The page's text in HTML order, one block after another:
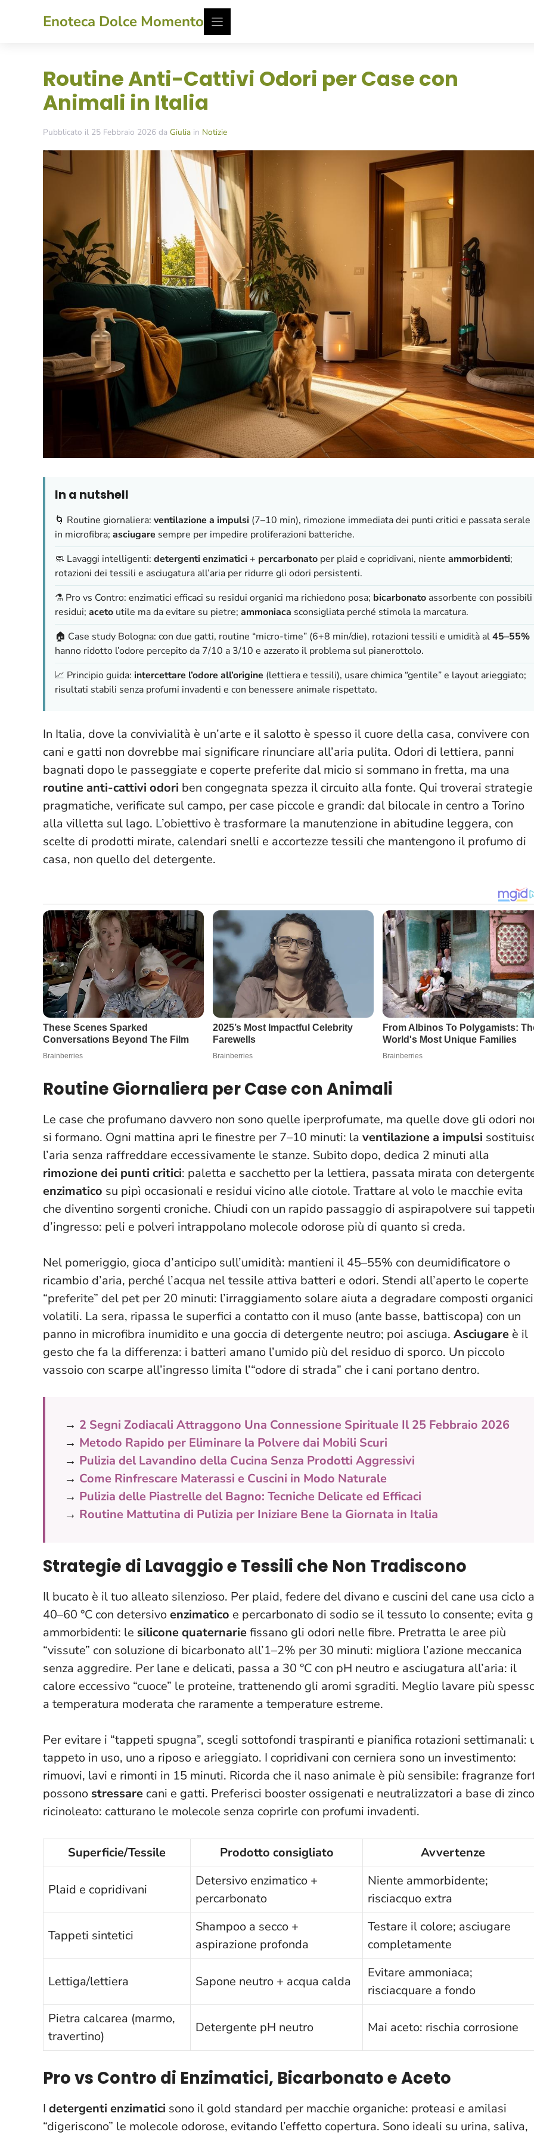
Enoteca Dolce Momento
Routine Anti-Cattivi Odori per Case con
Animali in Italia
Pubblicato il 25 Febbraio 2026 da Giulia in Notizie
In a nutshell
🌀 Routine giornaliera: ventilazione a impulsi (7–10 min), rimozione immediata dei punti critici e passata serale
in microfibra; asciugare sempre per impedire proliferazioni batteriche.
🧼 Lavaggi intelligenti: detergenti enzimatici + percarbonato per plaid e copridivani, niente ammorbidenti;
rotazioni dei tessili e asciugatura all’aria per ridurre gli odori persistenti.
⚗️ Pro vs Contro: enzimatici efficaci su residui organici ma richiedono posa; bicarbonato assorbente con possibili
residui; aceto utile ma da evitare su pietre; ammoniaca sconsigliata perché stimola la marcatura.
🏠 Case study Bologna: con due gatti, routine “micro-time” (6+8 min/die), rotazioni tessili e umidità al45–55%
hanno ridotto l’odore percepito da 7/10 a 3/10 e azzerato il problema sul pianerottolo.
📈 Principio guida: intercettare l’odore all’origine (lettiera e tessili), usare chimica “gentile” e layout arieggiato;
risultati stabili senza profumi invadenti e con benessere animale rispettato.
In Italia, dove la convivialità è un’arte e il salotto è spesso il cuore della casa, convivere con
cani e gatti non dovrebbe mai significare rinunciare all’aria pulita. Odori di lettiera, panni
bagnati dopo le passeggiate e coperte preferite dal micio si sommano in fretta, ma una
routine anti-cattivi odori ben congegnata spezza il circuito alla fonte. Qui troverai strategie
pragmatiche, verificate sul campo, per case piccole e grandi: dal bilocale in centro a Torino
alla villetta sul lago. L’obiettivo è trasformare la manutenzione in abitudine leggera, con
scelte di prodotti mirate, calendari snelli e accortezze tessili che mantengono il profumo di
casa, non quello del detergente.
Routine Giornaliera per Case con Animali
Le case che profumano davvero non sono quelle iperprofumate, ma quelle dove gli odori
si formano. Ogni mattina apri le finestre per 7–10 minuti: la ventilazione a impulsi
l’aria senza raffreddare eccessivamente le stanze. Subito dopo, dedica 2 minuti alla
rimozione dei punti critici: paletta e sacchetto per la lettiera, passata mirata con
enzimatico su pipì occasionali e residui vicino alle ciotole. Trattare al volo le macchie evita
che diventino sorgenti croniche. Chiudi con un rapido passaggio di aspirapolvere sui
d’ingresso: peli e polveri intrappolano molecole odorose più di quanto si creda.
Nel pomeriggio, gioca d’anticipo sull’umidità: mantieni il 45–55% con deumidificatore o
ricambio d’aria, perché l’acqua nel tessile attiva batteri e odori. Stendi all’aperto le coperte
“preferite” del pet per 20 minuti: l’irraggiamento solare aiuta a degradare composti organici
volatili. La sera, ripassa le superfici a contatto con il muso (ante basse, battiscopa) con un
panno in microfibra inumidito e una goccia di detergente neutro; poi asciuga. Asciugare è il
gesto che fa la differenza: i batteri amano l’umido più del residuo di sporco. Un piccolo
vassoio con scarpe all’ingresso limita l’“odore di strada” che i cani portano dentro.
→ 2 Segni Zodiacali Attraggono Una Connessione Spirituale Il 25 Febbraio 2026
→ Metodo Rapido per Eliminare la Polvere dai Mobili Scuri
→ Pulizia del Lavandino della Cucina Senza Prodotti Aggressivi
→ Come Rinfrescare Materassi e Cuscini in Modo Naturale
→ Pulizia delle Piastrelle del Bagno: Tecniche Delicate ed Efficaci
→ Routine Mattutina di Pulizia per Iniziare Bene la Giornata in Italia
Strategie di Lavaggio e Tessili che Non Tradiscono
Il bucato è il tuo alleato silenzioso. Per plaid, federe del divano e cuscini del cane usa ciclo a
40–60 °C con detersivoenzimatico e percarbonato di sodio se il tessuto lo consente; evita
ammorbidenti: le silicone quaternariefissano gli odori nelle fibre. Pretratta le aree più
“vissute” con soluzione di bicarbonato all’1–2% per 30 minuti: migliora l’azione meccanica
senza aggredire. Per lane e delicati, passa a 30 °C con pH neutro e asciugatura all’aria: il
calore eccessivo “cuoce” le proteine, trattenendo gli aromi sgraditi. Meglio lavare più
a temperatura moderata che raramente a temperature estreme.
Per evitare i “tappeti spugna”, scegli sottofondi traspiranti e pianifica rotazioni settimanali:
tappeto in uso, uno a riposo e arieggiato. I copridivani con cerniera sono un investimento:
rimuovi, lavi e rimonti in 15 minuti. Ricorda che il naso animale è più sensibile: fragranze
possono stressare cani e gatti. Preferisci booster ossigenati e neutralizzatori a base di zinco
ricinoleato: catturano le molecole senza coprirle con profumi invadenti.
Superficie/Tessile Prodotto consigliato Avvertenze
Plaid e copridivani
Detersivo enzimatico +
percarbonato
Niente ammorbidente;
risciacquo extra
Tappeti sintetici
Shampoo a secco +
aspirazione profonda
Testare il colore; asciugare
completamente
Lettiga/lettiera Sapone neutro + acqua calda
Evitare ammoniaca;
risciacquare a fondo
Pietra calcarea (marmo,
travertino)
Detergente pH neutro Mai aceto: rischia corrosione
Pro vs Contro di Enzimatici, Bicarbonato e Aceto
I detergenti enzimatici sono il gold standard per macchie organiche: proteasi e amilasi
“digeriscono” le molecole odorose, evitando l’effetto copertura. Sono ideali su urina, saliva,